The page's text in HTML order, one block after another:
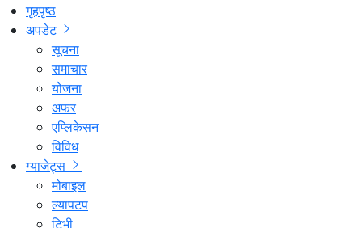
गृहपृष्ठ
अपडेट
सूचना
समाचार
योजना
अफर
एप्लिकेसन
विविध
ग्याजेट्स
मोबाइल
ल्यापटप
टिभी